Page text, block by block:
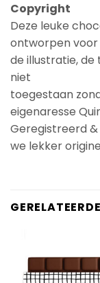
Copyright
Deze leuke
ontworpen voor
de illustratie,
niet
toegestaan
eigenaresse
Geregistreerd
we lekker